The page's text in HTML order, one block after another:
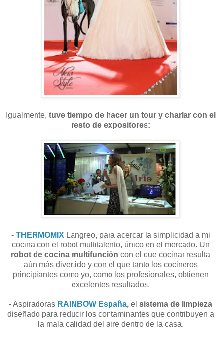
Igualmente, tuve tiempo de hacer un tour y charlar con el
resto de expositores:
- THERMOMIX Langreo, para acercar la simplicidad a mi
cocina con el robot multitalento, único en el mercado. Un
robot de cocina multifunción con el que cocinar resulta
aún más divertido y con el que tanto los cocineros
principiantes como yo, como los profesionales, obtienen
excelentes resultados.
- Aspiradoras RAINBOW España, el sistema de limpieza
diseñado para reducir los contaminantes que contribuyen a
la mala calidad del aire dentro de la casa.